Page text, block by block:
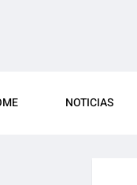
NOTICIAS